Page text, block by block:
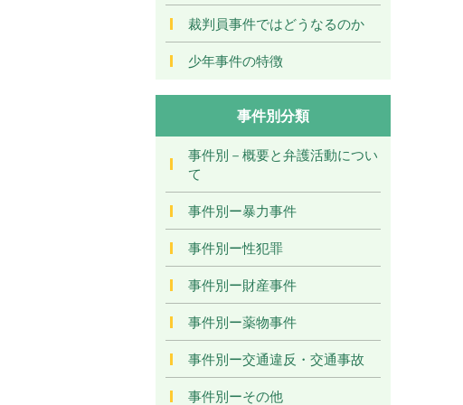
裁判員事件ではどうなるのか
少年事件の特徴
事件別分類
事件別－概要と弁護活動につい
て
事件別ー暴力事件
事件別ー性犯罪
事件別ー財産事件
事件別ー薬物事件
事件別ー交通違反・交通事故
事件別ーその他